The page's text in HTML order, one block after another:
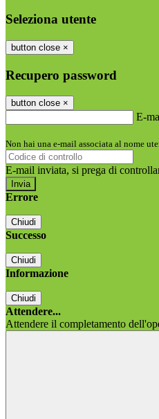
Seleziona utente
button close ×
Recupero password
button close ×
E-
Non hai una e-mail associata al nome
E-mail inviata, si prega di
Errore
Chiudi
Successo
Chiudi
Informazione
Chiudi
Attendere...
Attendere il completamento